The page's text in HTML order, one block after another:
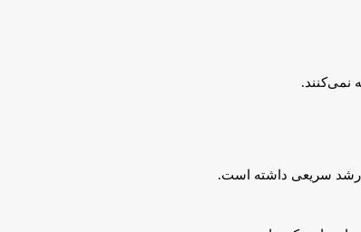
نمی‌کنند.
رشد سریعی داشته است.